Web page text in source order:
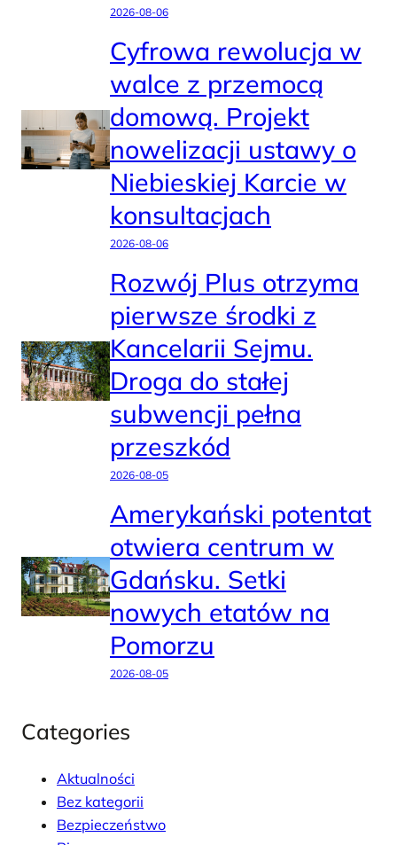
2026-08-06
Cyfrowa rewolucja w
walce z przemocą
domową. Projekt
nowelizacji ustawy o
Niebieskiej Karcie w
konsultacjach
2026-08-06
Rozwój Plus otrzyma
pierwsze środki z
Kancelarii Sejmu.
Droga do stałej
subwencji pełna
przeszkód
2026-08-05
Amerykański potentat
otwiera centrum w
Gdańsku. Setki
nowych etatów na
Pomorzu
2026-08-05
Categories
Aktualności
Bez kategorii
Bezpieczeństwo